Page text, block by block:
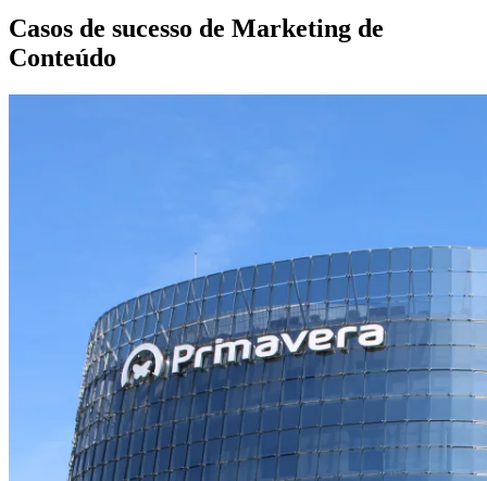
Casos de sucesso de Marketing de
Conteúdo